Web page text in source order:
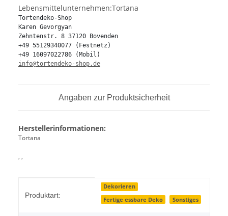
Lebensmittelunternehmen:Tortana
Tortendeko-Shop
Karen Gevorgyan
Zehntenstr. 8 37120 Bovenden
+49 55129340077 (Festnetz)
info@tortendeko-shop.de
Angaben zur Produktsicherheit
Herstellerinformationen:
Tortana
, ,
Produktart:
Dekorieren
Fertige essbare Deko
Sonstiges